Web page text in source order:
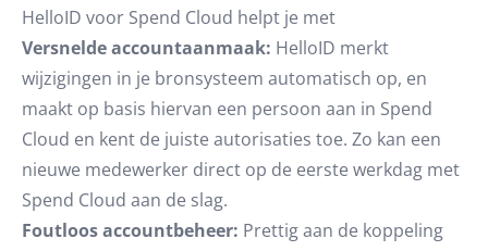
HelloID voor Spend Cloud helpt je met
Versnelde accountaanmaak: HelloID merkt
wijzigingen in je bronsysteem automatisch op, en
maakt op basis hiervan een persoon aan in Spend
Cloud en kent de juiste autorisaties toe. Zo kan een
nieuwe medewerker direct op de eerste werkdag met
Spend Cloud aan de slag.
Foutloos accountbeheer: Prettig aan de koppeling